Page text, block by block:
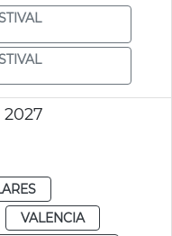
VALENCIA